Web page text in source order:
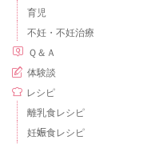
育児
不妊・不妊治療
Ｑ＆Ａ
体験談
レシピ
離乳食レシピ
妊娠食レシピ